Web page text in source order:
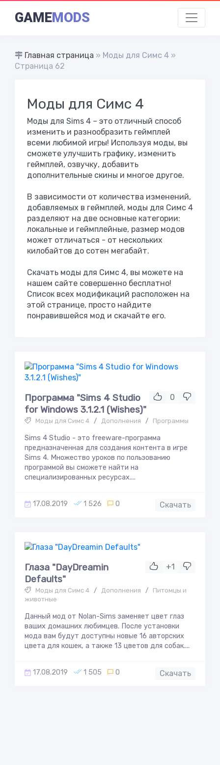
GAMEMODS
Главная страница » Моды для Симс 4 »
Страница 62
Моды для Симс 4
Моды для Sims 4 – это отличный способ
изменить и разнообразить геймплей
всеми любимой игры! Используя моды, вы
сможете улучшить графику, изменить
геймплей, озвучку, добавить
дополнительные скины и многое другое.
В зависимости от количества изменений,
добавляемых в геймплей, моды для Симс 4
разделяют на две основные категории:
локальные и геймплейные, размер модов
может отличаться - от нескольких
килобайтов до сотен мегабайт.
Скачать моды для Симс 4, вы можете на
нашем сайте совершенно бесплатно!
Список всех модификаций расположен на
этой странице, просто найдите
понравившейся мод и скачайте его.
0
Программа "Sims 4 Studio
for Windows 3.1.2.1 (Wishes)"
Моды для Симс 4 / Дополнения / Программы
Sims 4 Studio - это freeware-программа
предназначенная для создания контента в игре
Sims 4. Множество уроков по пользованию
программой вы сможете найти на
специализированных ресурсах....
17.08.2019 1 526 0 Скачать
+1
Глаза "DayDreamin
Defaults"
Моды для Симс 4 / Дополнения /
Питомцы и
животные
Данный мод от Nolan-Sims заменяет цвет глаз
ваших домашних любимцев. После установки
мода вам будут доступны новые 16 авторских
цвета для кошек, а также 13 цветов для собак....
17.08.2019 1 505 0 Скачать